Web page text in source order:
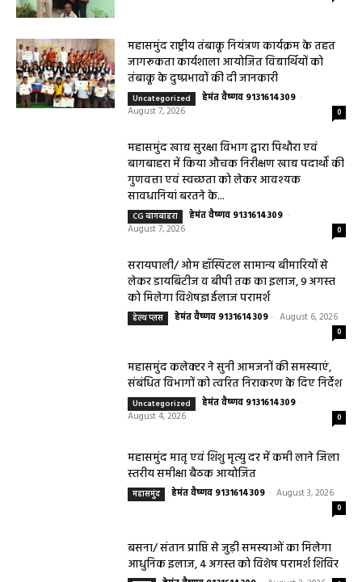
महासमुंद राष्ट्रीय तंबाकू नियंत्रण कार्यक्रम के तहत
जागरूकता कार्यशाला आयोजित विद्यार्थियों को
तंबाकू के दुष्प्रभावों की दी जानकारी
Uncategorized हेमंत वैष्णव 9131614309 -
August 7, 2026
0
महासमुंद खाद्य सुरक्षा विभाग द्वारा पिथौरा एवं
बागबाहरा में किया औचक निरीक्षण खाद्य पदार्थों की
गुणवत्ता एवं स्वच्छता को लेकर आवश्यक
सावधानियां बरतने के...
CG बागबाहरा हेमंत वैष्णव 9131614309 -
August 7, 2026
0
सरायपाली/ ओम हॉस्पिटल सामान्य बीमारियों से
लेकर डायबिटीज व बीपी तक का इलाज, 9 अगस्त
को मिलेगा विशेषज्ञ ईलाज परामर्श
हेल्थ प्लस हेमंत वैष्णव 9131614309 - August 6, 2026
0
महासमुंद कलेक्टर ने सुनी आमजनों की समस्याएं,
संबंधित विभागों को त्वरित निराकरण के दिए निर्देश
Uncategorized हेमंत वैष्णव 9131614309 -
August 4, 2026
0
महासमुंद मातृ एवं शिशु मृत्यु दर में कमी लाने जिला
स्तरीय समीक्षा बैठक आयोजित
महासमुंद हेमंत वैष्णव 9131614309 - August 3, 2026
0
बसना/ संतान प्राप्ति से जुड़ी समस्याओं का मिलेगा
आधुनिक इलाज, 4 अगस्त को विशेष परामर्श शिविर